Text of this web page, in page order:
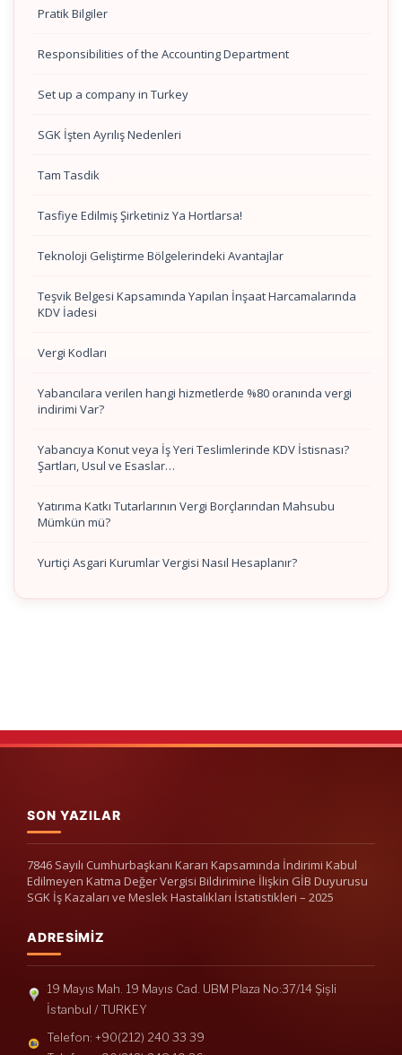
Pratik Bilgiler
Responsibilities of the Accounting Department
Set up a company in Turkey
SGK İşten Ayrılış Nedenleri
Tam Tasdik
Tasfiye Edilmiş Şirketiniz Ya Hortlarsa!
Teknoloji Geliştirme Bölgelerindeki Avantajlar
Teşvik Belgesi Kapsamında Yapılan İnşaat Harcamalarında
KDV İadesi
Vergi Kodları
Yabancılara verilen hangi hizmetlerde %80 oranında vergi
indirimi Var?
Yabancıya Konut veya İş Yeri Teslimlerinde KDV İstisnası?
Şartları, Usul ve Esaslar…
Yatırıma Katkı Tutarlarının Vergi Borçlarından Mahsubu
Mümkün mü?
Yurtiçi Asgari Kurumlar Vergisi Nasıl Hesaplanır?
SON YAZILAR
7846 Sayılı Cumhurbaşkanı Kararı Kapsamında İndirimi Kabul
Edilmeyen Katma Değer Vergisi Bildirimine İlişkin GİB Duyurusu
SGK İş Kazaları ve Meslek Hastalıkları İstatistikleri – 2025
ADRESIMIZ
19 Mayıs Mah. 19 Mayıs Cad. UBM Plaza No:37/14 Şişli
İstanbul / TURKEY
Telefon: +90(212) 240 33 39